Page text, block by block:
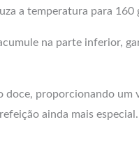
a temperatura para 160
na parte inferior,
proporcionando um
ainda mais especial.